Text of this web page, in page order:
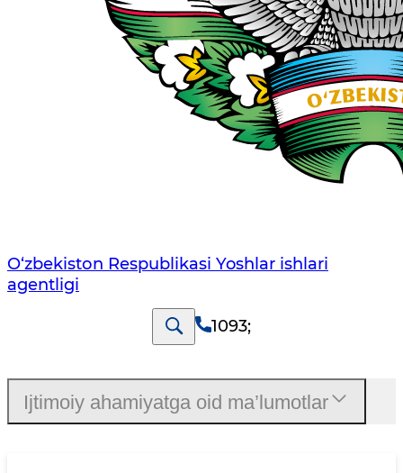
O‘zbеkistоn Rеspublikаsi Yoshlar ishlari
agentligi
1093;
Ijtimoiy ahamiyatga oid ma’lumotlar